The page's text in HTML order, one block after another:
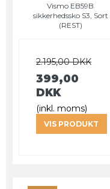
Vismo EB59B
sikkerhedssko S3, Sort
(REST)
2.195,00 DKK
399,00
DKK
(inkl. moms)
VIS PRODUKT